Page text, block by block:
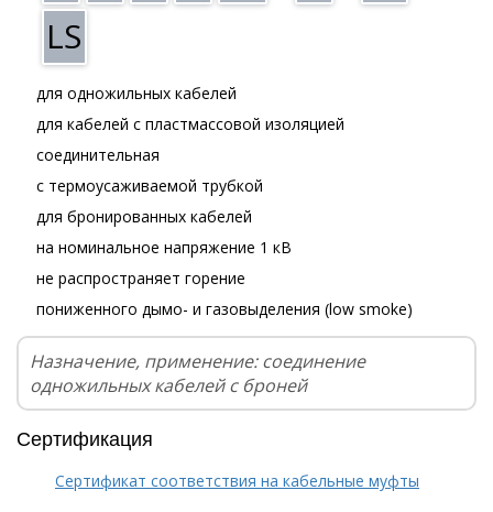
LS
для одножильных кабелей
для кабелей с пластмассовой изоляцией
соединительная
с термоусаживаемой трубкой
для бронированных кабелей
на номинальное напряжение 1 кВ
не распространяет горение
пониженного дымо- и газовыделения (low smoke)
Назначение, применение: соединение
одножильных кабелей с броней
Сертификация
Сертификат соответствия на кабельные муфты